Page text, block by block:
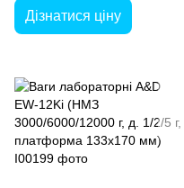
Дізнатися ціну